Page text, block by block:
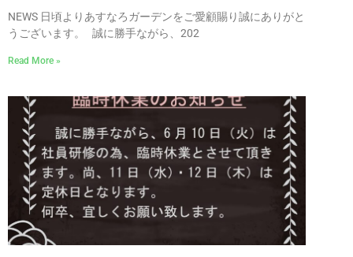
NEWS 日頃よりあすなろガーデンをご愛顧賜り誠にありがと
うございます。 誠に勝手ながら、202
Read More »